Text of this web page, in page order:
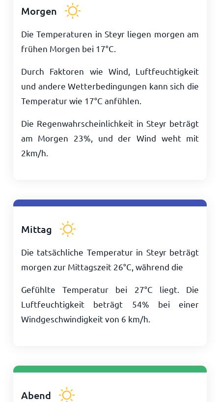
Morgen
Die Temperaturen in Steyr liegen morgen am
frühen Morgen bei 17°C
Durch Faktoren wie Wind, Luftfeuchtigkeit
und andere Wetterbedingungen kann sich die
Temperatur wie 17°C anfühlen.
Die Regenwahrscheinlichkeit in Steyr beträgt
am Morgen 23%, und der Wind weht mit
2km/h
Mittag
Die tatsächliche Temperatur in Steyr beträgt
morgen zur Mittagszeit 26°C , während die
Gefühlte Temperatur bei 27°C liegt. Die
Luftfeuchtigkeit beträgt 54% bei einer
Windgeschwindigkeit von 6 km/h
Abend